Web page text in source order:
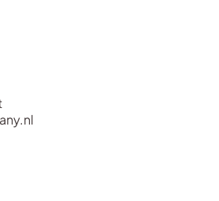
Company